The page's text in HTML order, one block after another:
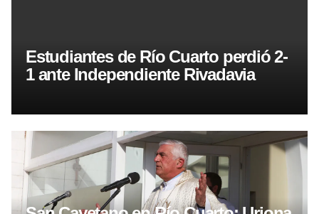
Estudiantes de Río Cuarto perdió 2-
1 ante Independiente Rivadavia